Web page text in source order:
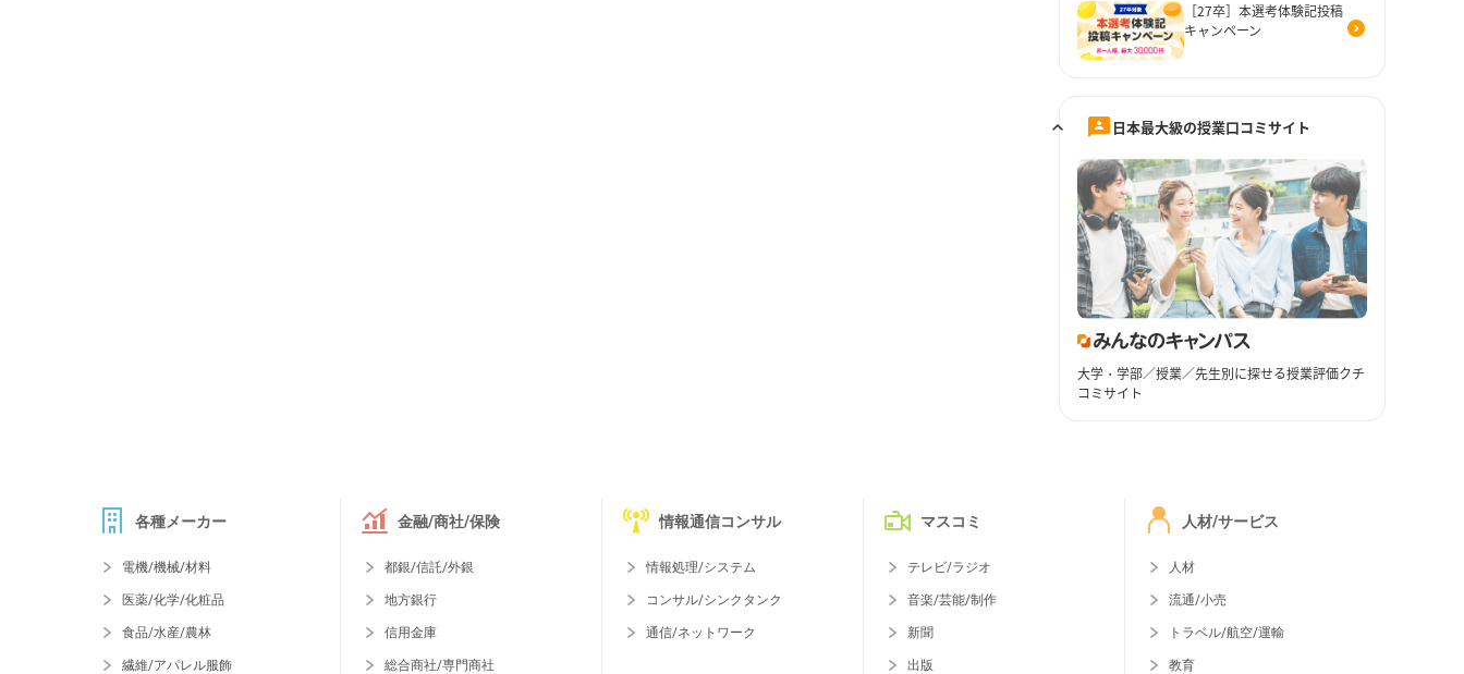
［27卒］本選考体験記投稿
キャンペーン
日本最大級の授業口コミサイト
大学・学部／授業／先生別に探せる授業評価クチ
コミサイト
各種メーカー
電機/機械/材料
医薬/化学/化粧品
食品/水産/農林
繊維/アパレル服飾
金融/商社/保険
都銀/信託/外銀
地方銀行
信用金庫
総合商社/専門商社
情報通信コンサル
情報処理/システム
コンサル/シンクタンク
通信/ネットワーク
マスコミ
テレビ/ラジオ
音楽/芸能/制作
新聞
出版
人材/サービス
人材
流通/小売
トラベル/航空/運輸
教育